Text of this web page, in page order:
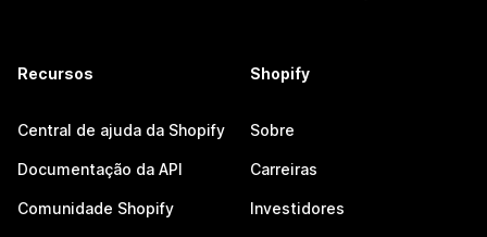
Recursos
Central de ajuda da Shopify
Documentação da API
Comunidade Shopify
Shopify
Sobre
Carreiras
Investidores